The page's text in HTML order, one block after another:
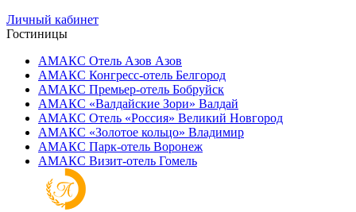
Личный кабинет
Гостиницы
АМАКС Отель ‎Азов Азов
АМАКС Конгресс-отель Белгород
АМАКС Премьер-отель Бобруйск
АМАКС «‎Валдайские Зори» Валдай
АМАКС Отель «‎Россия» Великий Новгород
АМАКС «‎Золотое кольцо» Владимир
АМАКС Парк-отель Воронеж
АМАКС Визит-отель Гомель